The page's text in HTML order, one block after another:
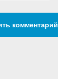
комментарий